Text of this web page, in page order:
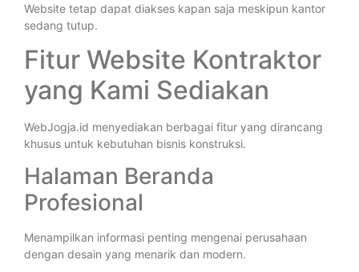
Website tetap dapat diakses kapan saja meskipun kantor
sedang tutup.
Fitur Website Kontraktor
yang Kami Sediakan
WebJogja.id menyediakan berbagai fitur yang dirancang
khusus untuk kebutuhan bisnis konstruksi.
Halaman Beranda
Profesional
Menampilkan informasi penting mengenai perusahaan
dengan desain yang menarik dan modern.